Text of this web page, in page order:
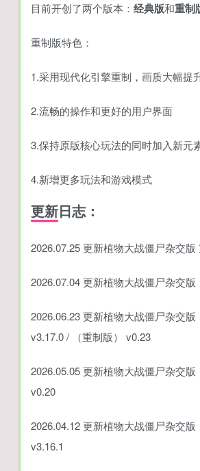
目前开创了两个版本： 经典版和重制
重制版特色：
1.采用现代化引擎重制，画质大幅提
2.流畅的操作和更好的用户界面
3.保持原版核心玩法的同时加入新元
4.新增更多玩法和游戏模式
更新日志：
2026.07.25 更新植物大战僵尸杂交版
2026.07.04 更新植物大战僵尸杂交
2026.06.23 更新植物大战僵尸杂交版
v3.17.0 / （重制版） v0.23
2026.05.05 更新植物大战僵尸杂交版
v0.20
2026.04.12 更新植物大战僵尸杂交版
v3.16.1